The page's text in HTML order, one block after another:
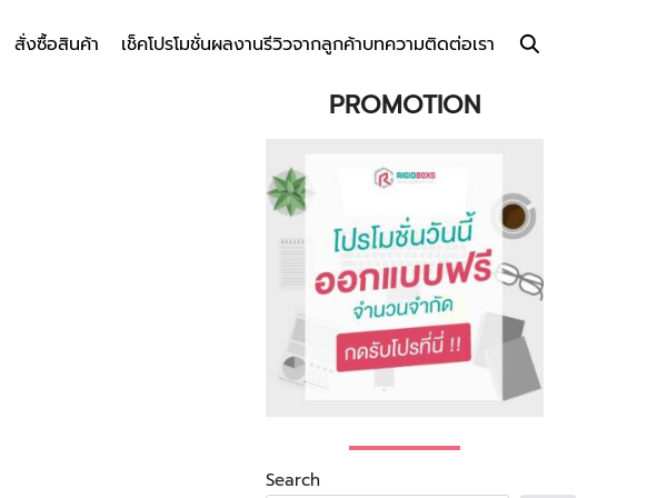
สั่งซื้อสินค้า เช็คโปรโมชั่นผลงานรีวิวจากลูกค้าบทความติดต่อเรา
PROMOTION
Search